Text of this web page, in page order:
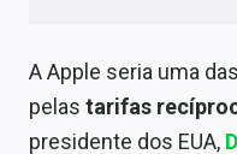
A Apple seria uma
pelas tarifas
presidente dos EUA,